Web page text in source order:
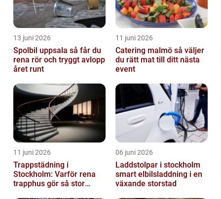
13 juni 2026
Spolbil uppsala så får du
rena rör och tryggt avlopp
året runt
11 juni 2026
Catering malmö så väljer
du rätt mat till ditt nästa
event
11 juni 2026
Trappstädning i
Stockholm: Varför rena
trapphus gör så stor
06 juni 2026
Laddstolpar i stockholm
smart elbilsladdning i en
växande storstad